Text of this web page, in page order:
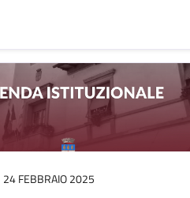
24 FEBBRAIO 2025